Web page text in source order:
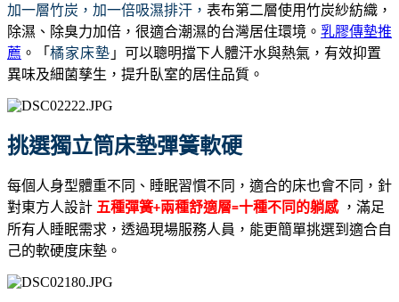
加一層竹炭，加一倍吸濕排汗， 表布第二層使用竹炭紗紡織，
除濕、除臭力加倍，很適合潮濕的台灣居住環境。 乳膠傳墊推
薦 。 「 橘家床墊 」可以聰明擋下人體汗水與熱氣，有效抑置
異味及細菌孳生，提升臥室的居住品質。
挑選獨立筒床墊彈簧軟硬
每個人身型體重不同、睡眠習慣不同，適合的床也會不同，針
對東方人設計 五種彈簧+兩種舒適層=十種不同的躺感
，滿足
所有人睡眠需求，透過現場服務人員，能更簡單挑選到適合自
己的軟硬度床墊。